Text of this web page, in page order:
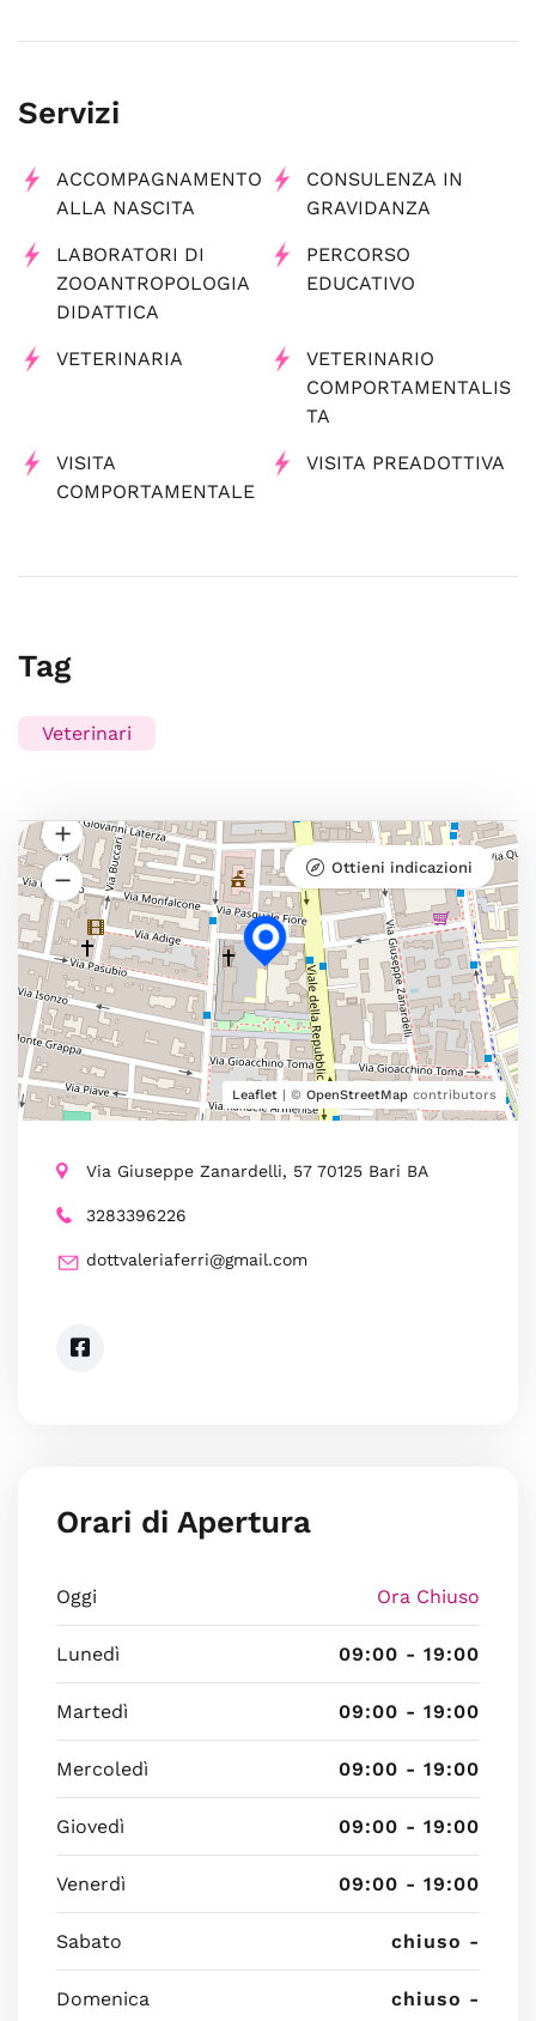
Servizi
ACCOMPAGNAMENTO
ALLA NASCITA
CONSULENZA IN
GRAVIDANZA
LABORATORI DI
ZOOANTROPOLOGIA
DIDATTICA
PERCORSO
EDUCATIVO
VETERINARIA
VETERINARIO
COMPORTAMENTALIS
TA
VISITA
COMPORTAMENTALE
VISITA PREADOTTIVA
Tag
Veterinari
Leaflet | © OpenStreetMap contributors
Ottieni indicazioni
Via Giuseppe Zanardelli, 57 70125 Bari BA
3283396226
dottvaleriaferri@gmail.com
Orari di Apertura
Oggi Ora Chiuso
Lunedì 09:00 - 19:00
Martedì 09:00 - 19:00
Mercoledì 09:00 - 19:00
Giovedì 09:00 - 19:00
Venerdì 09:00 - 19:00
Sabato chiuso -
Domenica chiuso -